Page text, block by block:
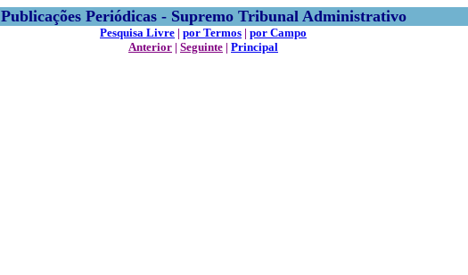
Publicações Periódicas - Supremo Tribunal Administrativo
Pesquisa Livre | por Termos | por Campo
Anterior | Seguinte | Principal